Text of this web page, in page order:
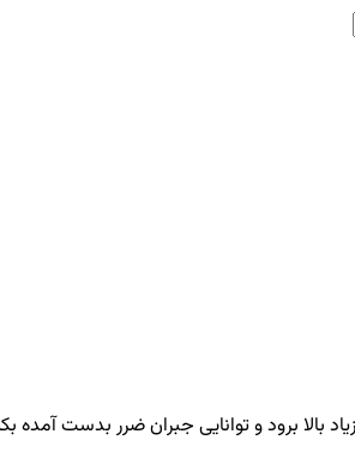
بالا برود و توانایی جبران ضرر بدست آمده